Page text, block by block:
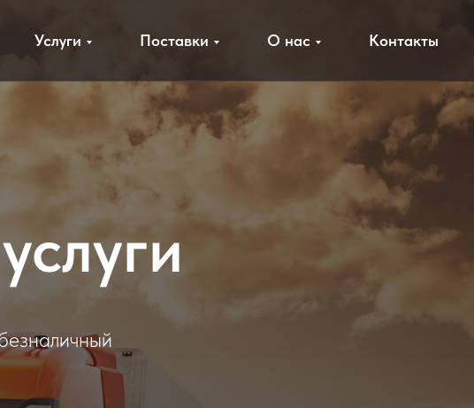
Услуги Поставки О нас Контакты